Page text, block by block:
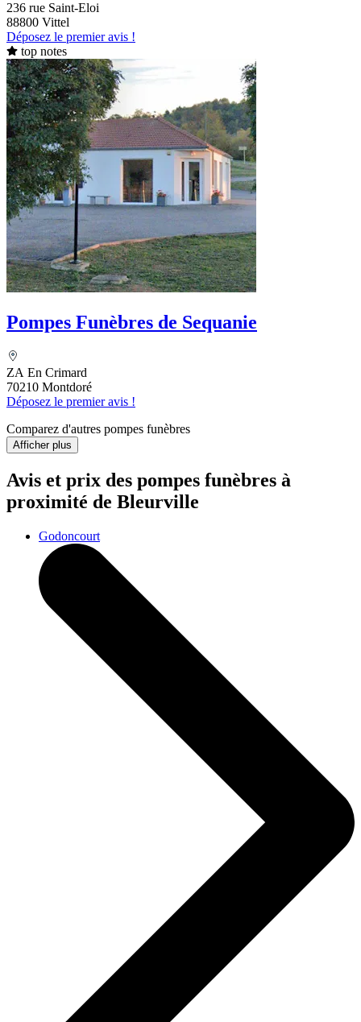
236 rue Saint-Eloi
88800 Vittel
Déposez le premier avis !
top notes
Pompes Funèbres de Sequanie
ZA En Crimard
70210 Montdoré
Déposez le premier avis !
Comparez d'autres pompes funèbres
Afficher plus
Avis et prix des pompes funèbres à
proximité de Bleurville
Godoncourt